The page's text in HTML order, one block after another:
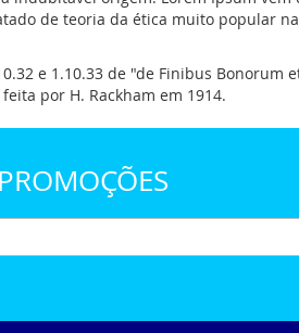
de teoria da ética muito popular
e 1.10.33 de "de Finibus Bonorum
por H. Rackham em 1914.